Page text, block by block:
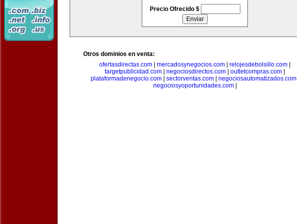
Precio Ofrecido $
Otros dominios en venta:
ofertasdirectas.com
mercadosynegocios.com relojesdebolsillo.com
targetpublicidad.com
negociosdirectos.com outletcompras.com
plataformadenegocio.com| sectorventas.com| negociosautomatizados.com|
negociosyoportunidades.com|